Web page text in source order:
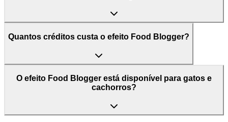
Quantos créditos custa o efeito Food Blogger?
O efeito Food Blogger está disponível para gatos e
cachorros?